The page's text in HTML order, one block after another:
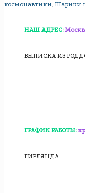
космонавтики, Шарики
НАШ АДРЕС:
ВЫПИСКА ИЗ
ГРАФИК РАБОТЫ:
ГИРЛЯНДА